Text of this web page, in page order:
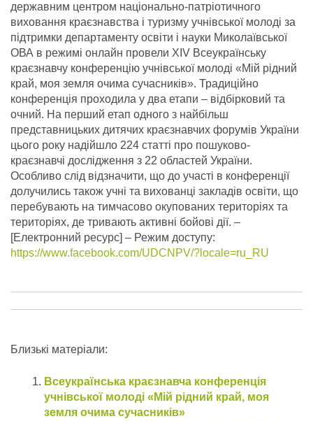
державним центром національно-патріотичного
виховання краєзнавства і туризму учнівської молоді за
підтримки департаменту освіти і науки Миколаївської
ОВА в режимі онлайн провели ХІV Всеукраїнську
краєзнавчу конференцію учнівської молоді «Мій рідний
край, моя земля очима сучасників». Традиційно
конференція проходила у два етапи – відбірковий та
очний. На перший етап одного з найбільш
представницьких дитячих краєзнавчих форумів України
цього року надійшло 224 статті про пошуково-
краєзнавчі дослідження з 22 областей України.
Особливо слід відзначити, що до участі в конференції
долучились також учні та вихованці закладів освіти, що
перебувають на тимчасово окупованих територіях та
територіях, де тривають активні бойові дії. –
[Електронний ресурс] – Режим доступу:
https://www.facebook.com/UDCNPV/?locale=ru_RU
Близькі матеріали:
Всеукраїнська краєзнавча конференція
учнівської молоді «Мій рідний край, моя
земля очима сучасників»